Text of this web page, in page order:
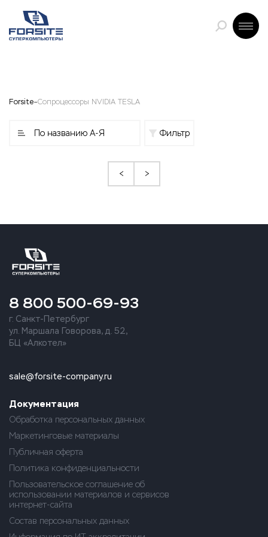
Forsite Сопроцессоры NVIDIA TESLA
По названию А-Я Фильтр
< >
8 800 500-69-93
г. Санкт-Петербург
ул. Маршала Говорова, д. 52,
БЦ «Алкотел»
sale@forsite-company.ru
Документация
Обработка персональных данных
Маркетинговые материалы
Публичная оферта
Политика конфиденциальности
Пользовательское соглашение об
использовании материалов и сервисов
интернет-сайта
Состав персональных данных